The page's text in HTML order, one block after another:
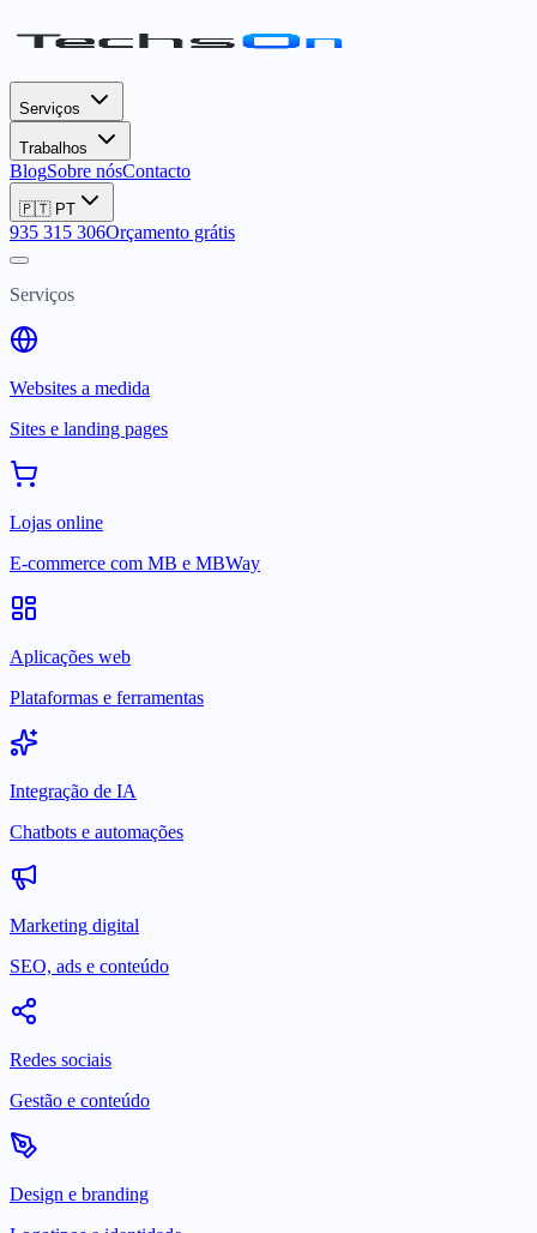
Serviços
Trabalhos
BlogSobre nósContacto
🇵🇹 PT
935 315 306Orçamento grátis
Serviços
Websites a medida
Sites e landing pages
Lojas online
E-commerce com MB e MBWay
Aplicações web
Plataformas e ferramentas
Integração de IA
Chatbots e automações
Marketing digital
SEO, ads e conteúdo
Redes sociais
Gestão e conteúdo
Design e branding